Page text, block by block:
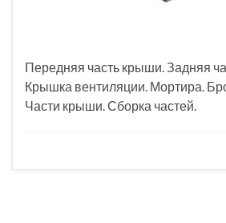
Передняя часть крыши. Задняя
Крышка вентиляции. Мортира.
Части крыши. Сборка частей.